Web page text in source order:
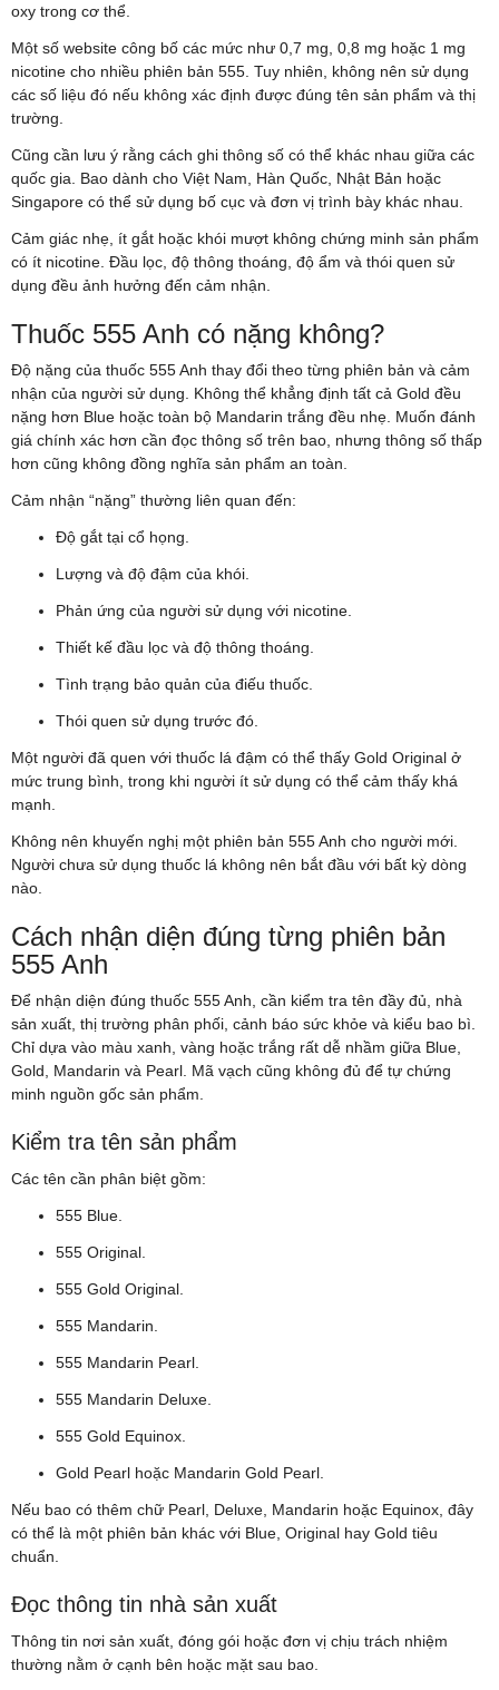
oxy trong cơ thể.
Một số website công bố các mức như 0,7 mg, 0,8 mg hoặc 1 mg
nicotine cho nhiều phiên bản 555. Tuy nhiên, không nên sử dụng
các số liệu đó nếu không xác định được đúng tên sản phẩm và thị
trường.
Cũng cần lưu ý rằng cách ghi thông số có thể khác nhau giữa các
quốc gia. Bao dành cho Việt Nam, Hàn Quốc, Nhật Bản hoặc
Singapore có thể sử dụng bố cục và đơn vị trình bày khác nhau.
Cảm giác nhẹ, ít gắt hoặc khói mượt không chứng minh sản phẩm
có ít nicotine. Đầu lọc, độ thông thoáng, độ ẩm và thói quen sử
dụng đều ảnh hưởng đến cảm nhận.
Thuốc 555 Anh có nặng không?
Độ nặng của thuốc 555 Anh thay đổi theo từng phiên bản và cảm
nhận của người sử dụng. Không thể khẳng định tất cả Gold đều
nặng hơn Blue hoặc toàn bộ Mandarin trắng đều nhẹ. Muốn đánh
giá chính xác hơn cần đọc thông số trên bao, nhưng thông số thấp
hơn cũng không đồng nghĩa sản phẩm an toàn.
Cảm nhận “nặng” thường liên quan đến:
Độ gắt tại cổ họng.
Lượng và độ đậm của khói.
Phản ứng của người sử dụng với nicotine.
Thiết kế đầu lọc và độ thông thoáng.
Tình trạng bảo quản của điếu thuốc.
Thói quen sử dụng trước đó.
Một người đã quen với thuốc lá đậm có thể thấy Gold Original ở
mức trung bình, trong khi người ít sử dụng có thể cảm thấy khá
mạnh.
Không nên khuyến nghị một phiên bản 555 Anh cho người mới.
Người chưa sử dụng thuốc lá không nên bắt đầu với bất kỳ dòng
nào.
Cách nhận diện đúng từng phiên bản
555 Anh
Để nhận diện đúng thuốc 555 Anh, cần kiểm tra tên đầy đủ, nhà
sản xuất, thị trường phân phối, cảnh báo sức khỏe và kiểu bao bì.
Chỉ dựa vào màu xanh, vàng hoặc trắng rất dễ nhầm giữa Blue,
Gold, Mandarin và Pearl. Mã vạch cũng không đủ để tự chứng
minh nguồn gốc sản phẩm.
Kiểm tra tên sản phẩm
Các tên cần phân biệt gồm:
555 Blue.
555 Original.
555 Gold Original.
555 Mandarin.
555 Mandarin Pearl.
555 Mandarin Deluxe.
555 Gold Equinox.
Gold Pearl hoặc Mandarin Gold Pearl.
Nếu bao có thêm chữ Pearl, Deluxe, Mandarin hoặc Equinox, đây
có thể là một phiên bản khác với Blue, Original hay Gold tiêu
chuẩn.
Đọc thông tin nhà sản xuất
Thông tin nơi sản xuất, đóng gói hoặc đơn vị chịu trách nhiệm
thường nằm ở cạnh bên hoặc mặt sau bao.